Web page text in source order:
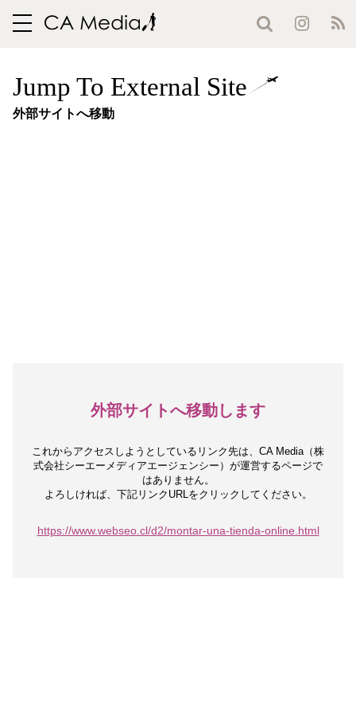
toggle
Jump To External Site
外部サイトへ移動
外部サイトへ移動します
これからアクセスしようとしているリンク先は、 CA Media（株
式会社シーエーメディアエージェンシー）が運営するページで
はありません。
よろしければ、下記リンクURLをクリックしてください。
https://www.webseo.cl/d2/montar-una-tienda-online.html